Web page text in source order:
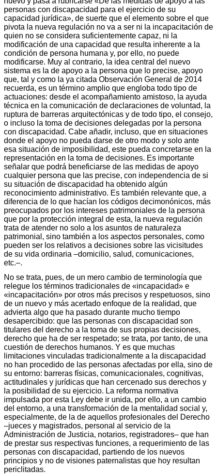
personas con discapacidad para el ejercicio de su
capacidad jurídica», de suerte que el elemento sobre el que
pivota la nueva regulación no va a ser ni la incapacitación de
quien no se considera suficientemente capaz, ni la
modificación de una capacidad que resulta inherente a la
condición de persona humana y, por ello, no puede
modificarse. Muy al contrario, la idea central del nuevo
sistema es la de apoyo a la persona que lo precise, apoyo
que, tal y como la ya citada Observación General de 2014
recuerda, es un término amplio que engloba todo tipo de
actuaciones: desde el acompañamiento amistoso, la ayuda
técnica en la comunicación de declaraciones de voluntad, la
ruptura de barreras arquitectónicas y de todo tipo, el consejo,
o incluso la toma de decisiones delegadas por la persona
con discapacidad. Cabe añadir, incluso, que en situaciones
donde el apoyo no pueda darse de otro modo y solo ante
esa situación de imposibilidad, este pueda concretarse en la
representación en la toma de decisiones. Es importante
señalar que podrá beneficiarse de las medidas de apoyo
cualquier persona que las precise, con independencia de si
su situación de discapacidad ha obtenido algún
reconocimiento administrativo. Es también relevante que, a
diferencia de lo que hacían los códigos decimonónicos, más
preocupados por los intereses patrimoniales de la persona
que por la protección integral de esta, la nueva regulación
trata de atender no solo a los asuntos de naturaleza
patrimonial, sino también a los aspectos personales, como
pueden ser los relativos a decisiones sobre las vicisitudes
de su vida ordinaria –domicilio, salud, comunicaciones,
etc.–.
No se trata, pues, de un mero cambio de terminología que
relegue los términos tradicionales de «incapacidad» e
«incapacitación» por otros más precisos y respetuosos, sino
de un nuevo y más acertado enfoque de la realidad, que
advierta algo que ha pasado durante mucho tiempo
desapercibido: que las personas con discapacidad son
titulares del derecho a la toma de sus propias decisiones,
derecho que ha de ser respetado; se trata, por tanto, de una
cuestión de derechos humanos. Y es que muchas
limitaciones vinculadas tradicionalmente a la discapacidad
no han procedido de las personas afectadas por ella, sino de
su entorno: barreras físicas, comunicacionales, cognitivas,
actitudinales y jurídicas que han cercenado sus derechos y
la posibilidad de su ejercicio. La reforma normativa
impulsada por esta Ley debe ir unida, por ello, a un cambio
del entorno, a una transformación de la mentalidad social y,
especialmente, de la de aquellos profesionales del Derecho
–jueces y magistrados, personal al servicio de la
Administración de Justicia, notarios, registradores– que han
de prestar sus respectivas funciones, a requerimiento de las
personas con discapacidad, partiendo de los nuevos
principios y no de visiones paternalistas que hoy resultan
periclitadas.